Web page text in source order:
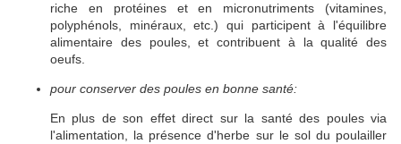
riche en protéines et en micronutriments (vitamines,
polyphénols, minéraux, etc.) qui participent à l'équilibre
alimentaire des poules, et contribuent à la qualité des
oeufs.
pour conserver des poules en bonne santé:
En plus de son effet direct sur la santé des poules via
l'alimentation, la présence d'herbe sur le sol du poulailler